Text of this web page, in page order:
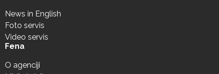
News in English
Foto servis
Video servis
Fena
O agenciji